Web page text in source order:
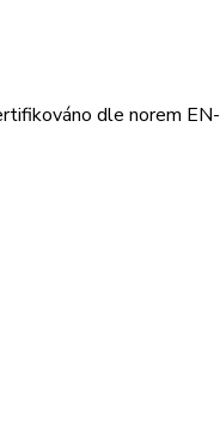
dle norem